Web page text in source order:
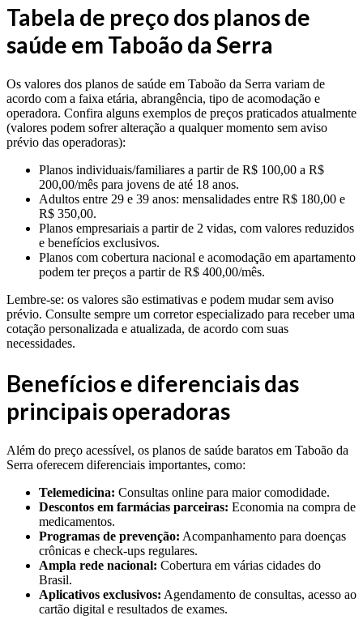
Tabela de preço dos planos de
saúde em Taboão da Serra
Os valores dos planos de saúde em Taboão da Serra variam de
acordo com a faixa etária, abrangência, tipo de acomodação e
operadora. Confira alguns exemplos de preços praticados atualmente
(valores podem sofrer alteração a qualquer momento sem aviso
prévio das operadoras):
Planos individuais/familiares a partir de R$ 100,00 a R$
200,00/mês para jovens de até 18 anos.
Adultos entre 29 e 39 anos: mensalidades entre R$ 180,00 e
R$ 350,00.
Planos empresariais a partir de 2 vidas, com valores reduzidos
e benefícios exclusivos.
Planos com cobertura nacional e acomodação em apartamento
podem ter preços a partir de R$ 400,00/mês.
Lembre-se: os valores são estimativas e podem mudar sem aviso
prévio. Consulte sempre um corretor especializado para receber uma
cotação personalizada e atualizada, de acordo com suas
necessidades.
Benefícios e diferenciais das
principais operadoras
Além do preço acessível, os planos de saúde baratos em Taboão da
Serra oferecem diferenciais importantes, como:
Telemedicina: Consultas online para maior comodidade.
Descontos em farmácias parceiras: Economia na compra de
medicamentos.
Programas de prevenção: Acompanhamento para doenças
crônicas e check-ups regulares.
Ampla rede nacional: Cobertura em várias cidades do
Brasil.
Aplicativos exclusivos: Agendamento de consultas, acesso ao
cartão digital e resultados de exames.